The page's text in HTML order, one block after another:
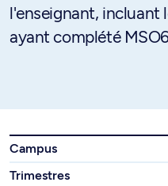
l'enseignant, incluant
ayant complété
Campus
Trimestres